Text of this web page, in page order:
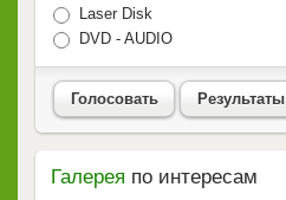
Laser Disk
DVD - AUDIO
Голосовать Результаты
Галерея по интересам